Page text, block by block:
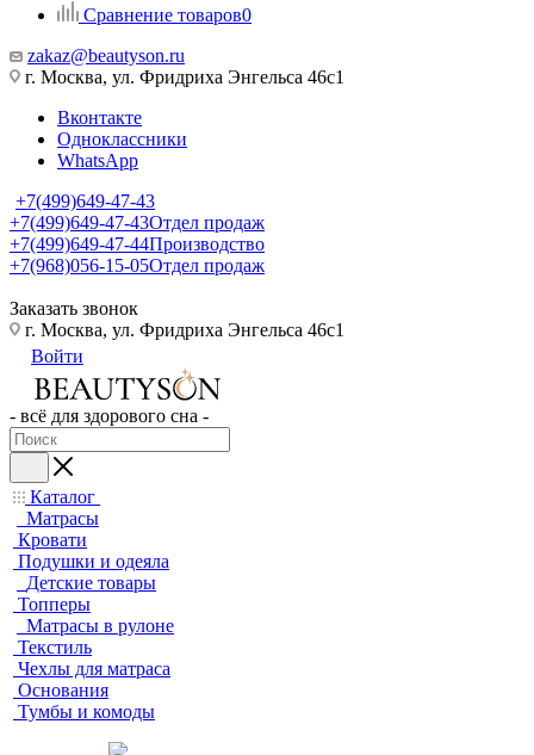
Сравнение товаров0
zakaz@beautyson.ru
г. Москва, ул. Фридриха Энгельса 46с1
Вконтакте
Одноклассники
WhatsApp
+7(499)649-47-43
+7(499)649-47-43Отдел продаж
+7(499)649-47-44Производство
+7(968)056-15-05Отдел продаж
Заказать звонок
г. Москва, ул. Фридриха Энгельса 46с1
Войти
- всё для здорового сна -
Каталог
Матрасы
Кровати
Подушки и одеяла
Детские товары
Топперы
Матрасы в рулоне
Текстиль
Чехлы для матраса
Основания
Тумбы и комоды